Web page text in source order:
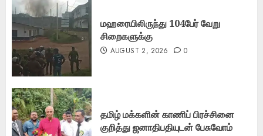
மஹரையிலிருந்து 104பேர் வேறு
சிறைகளுக்கு
AUGUST 2, 2026 0
தமிழ் மக்களின் காணிப் பிரச்சினை
குறித்து ஜனாதிபதியுடன் பேசுவோம்